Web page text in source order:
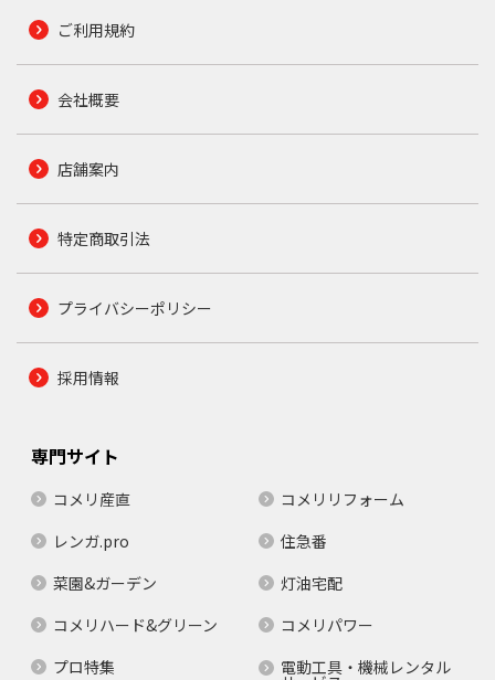
ご利用規約
会社概要
店舗案内
特定商取引法
プライバシーポリシー
採用情報
専門サイト
コメリ産直
コメリリフォーム
レンガ.pro
住急番
菜園&ガーデン
灯油宅配
コメリハード&グリーン
コメリパワー
プロ特集
電動工具・機械レンタル